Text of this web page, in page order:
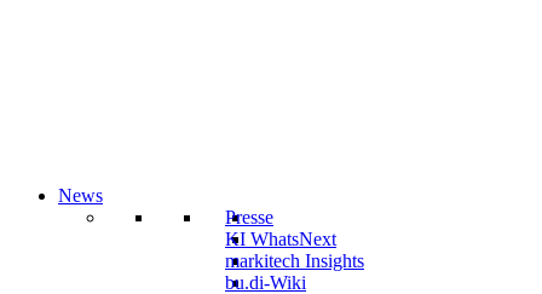
News
Presse
KI WhatsNext
markitech Insights
bu.di-Wiki